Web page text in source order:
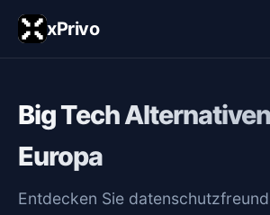
xPrivo
Big Tech
Europa
Entdecken Sie